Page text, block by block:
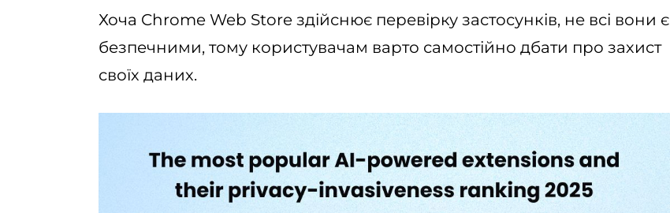
Хоча Chrome Web Store здійснює перевірку застосунків, не всі вони є
безпечними, тому користувачам варто самостійно дбати про захист
своїх даних.